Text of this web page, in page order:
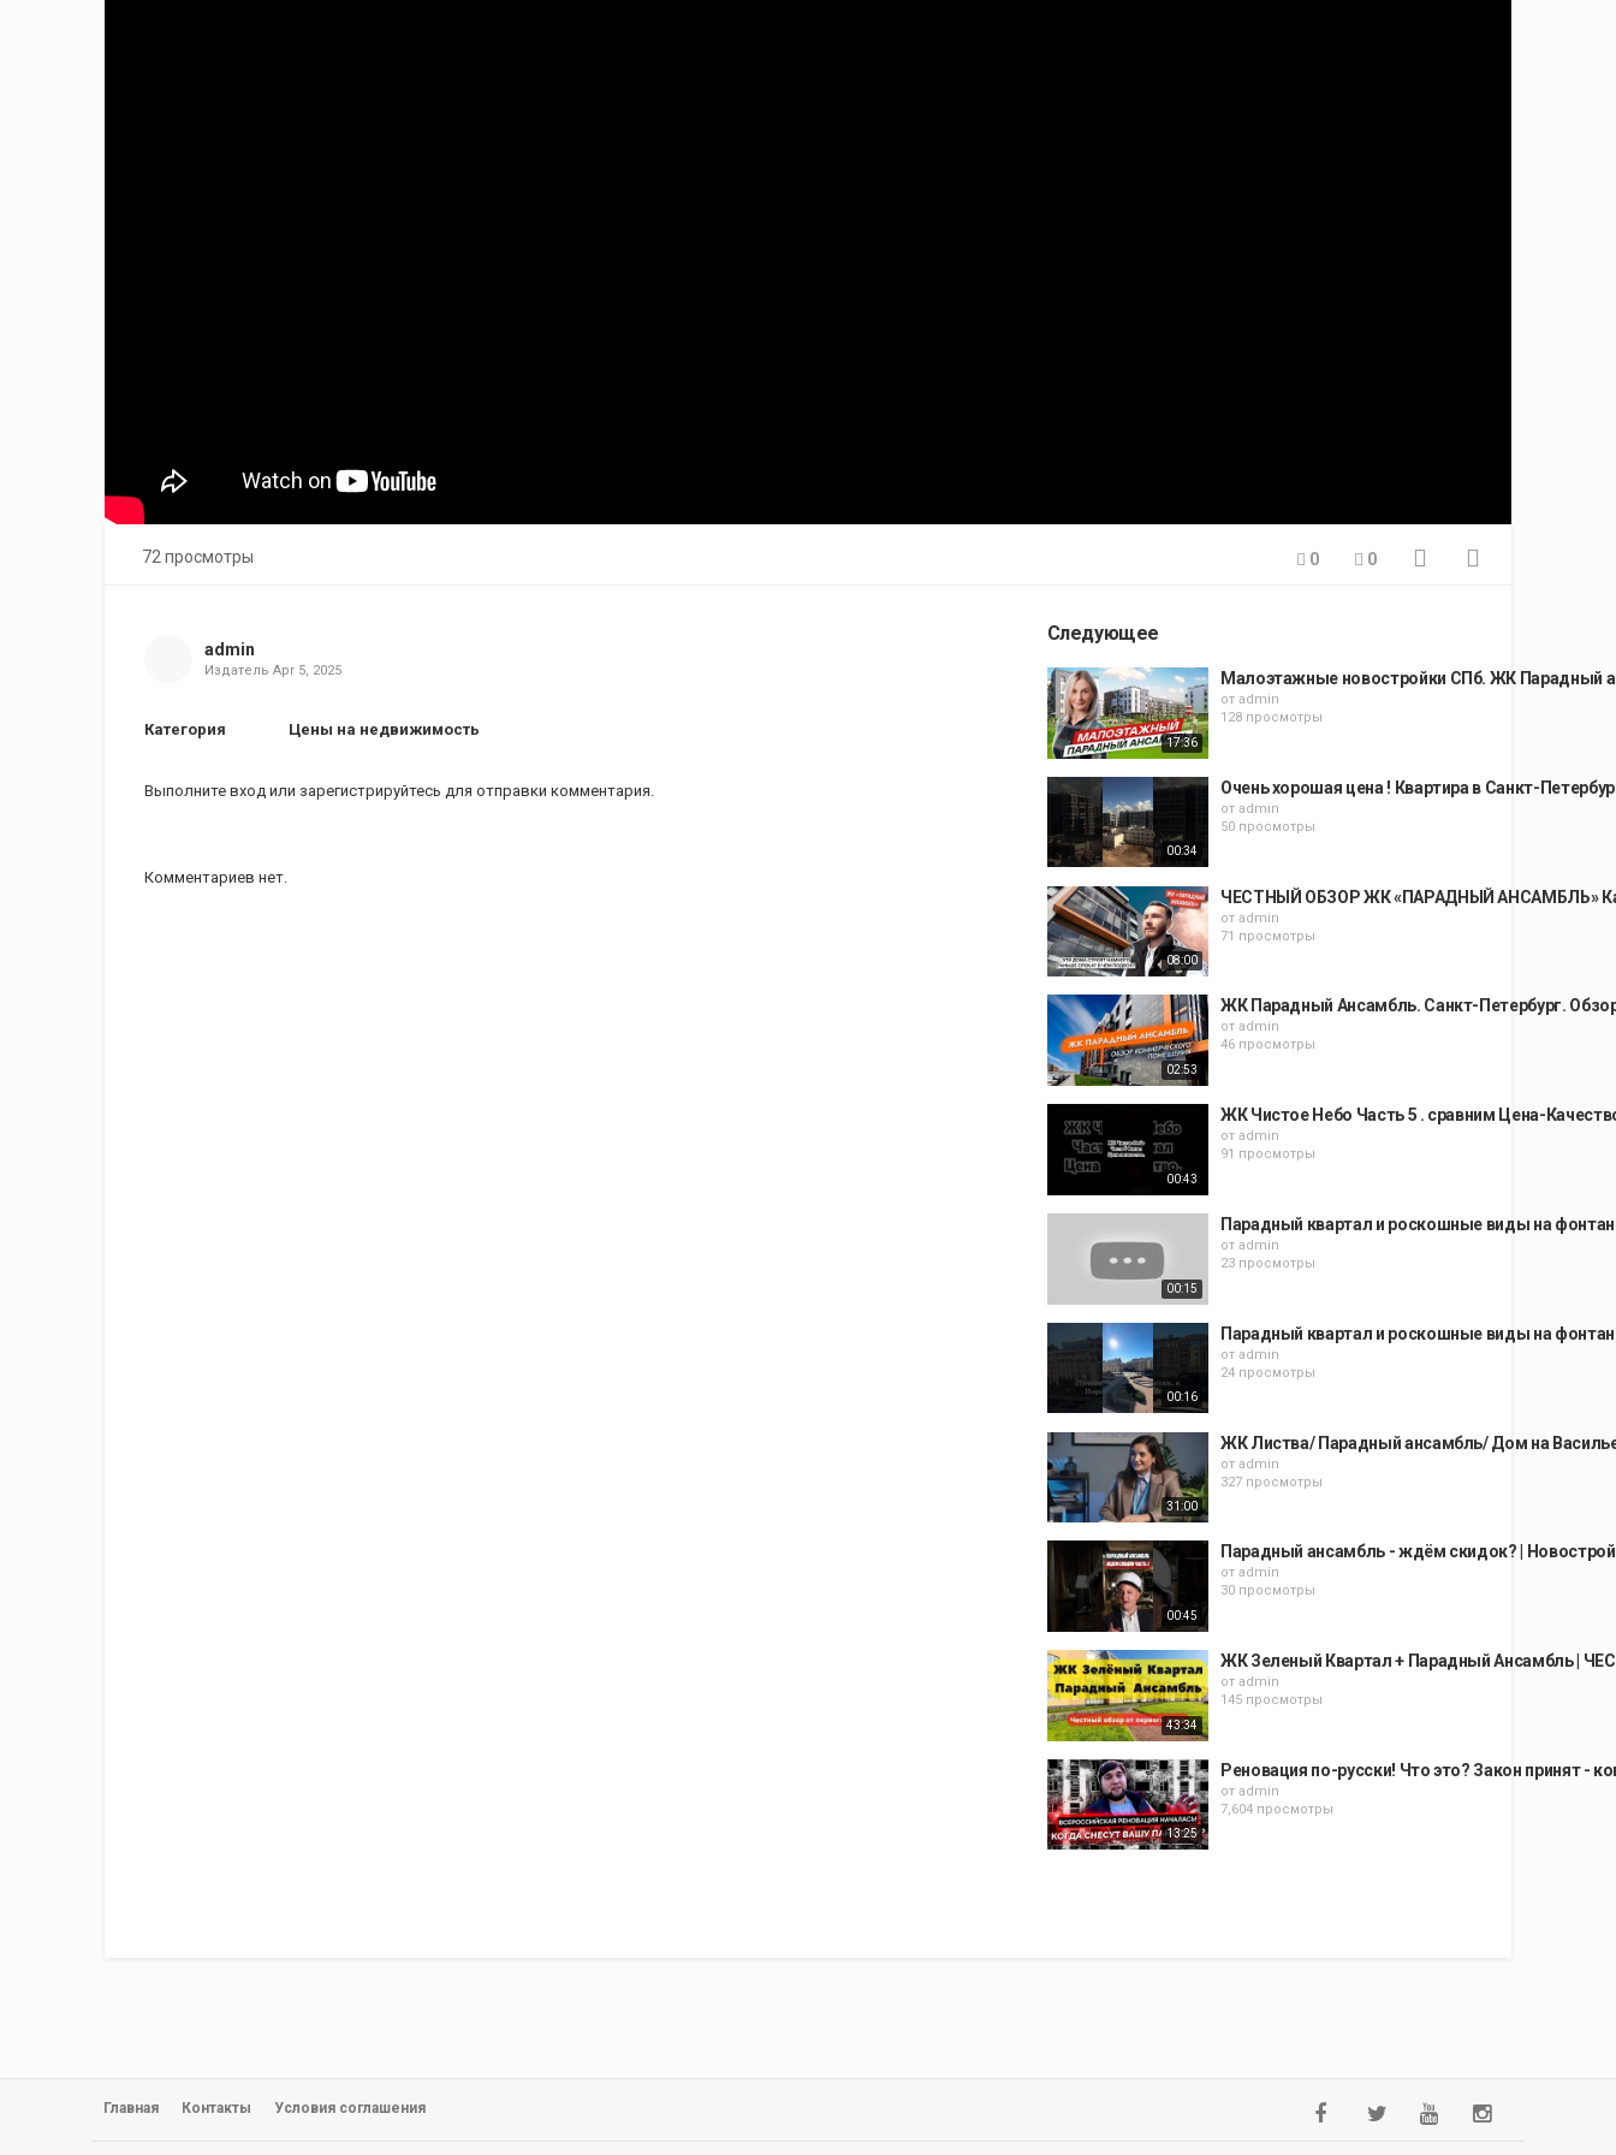
72 просмотры 0 0
admin
Издатель Apr 5, 2025
Категория Цены на недвижимость
Выполните вход или зарегистрируйтесь для отправки комментария.
Комментариев нет.
Следующее
17:36
Малоэтажные новостройки СПб. ЖК Парадный
от admin
128 просмотры
00:34
Очень хорошая цена ! Квартира в Санкт-
от admin
50 просмотры
08:00
ЧЕСТНЫЙ ОБЗОР ЖК «ПАРАДНЫЙ АНСАМБЛЬ»
от admin
71 просмотры
02:53
ЖК Парадный Ансамбль. Санкт-Петербург.
от admin
46 просмотры
00:43
ЖК Чистое Небо Часть 5 . сравним Цена-
от admin
91 просмотры
00:15
Парадный квартал и роскошные виды на
от admin
23 просмотры
00:16
Парадный квартал и роскошные виды на
от admin
24 просмотры
31:00
ЖК Листва/ Парадный ансамбль/ Дом на
от admin
327 просмотры
00:45
Парадный ансамбль - ждём скидок? |
от admin
30 просмотры
43:34
ЖК Зеленый Квартал + Парадный Ансамбль |
от admin
145 просмотры
13:25
Реновация по-русски! Что это? Закон принят -
от admin
7,604 просмотры
Главная Контакты Условия соглашения